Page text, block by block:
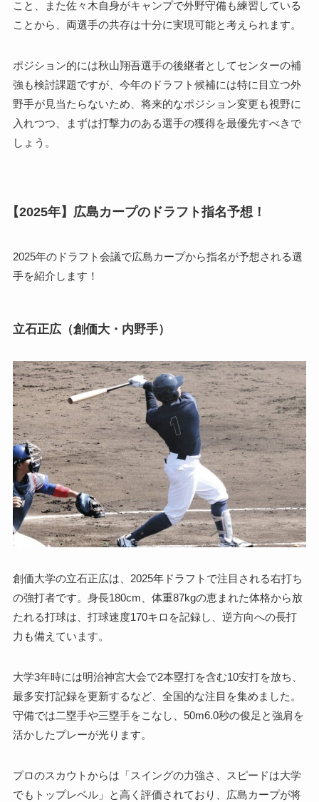
こと、また佐々木自身がキャンプで外野守備も練習している
ことから、両選手の共存は十分に実現可能と考えられます。
ポジション的には秋山翔吾選手の後継者としてセンターの補
強も検討課題ですが、今年のドラフト候補には特に目立つ外
野手が見当たらないため、将来的なポジション変更も視野に
入れつつ、まずは打撃力のある選手の獲得を最優先すべきで
しょう。
【2025年】広島カープのドラフト指名予想！
2025年のドラフト会議で広島カープから指名が予想される選
手を紹介します！
立石正広（創価大・内野手）
創価大学の立石正広は、2025年ドラフトで注目される右打ち
の強打者です。身長180cm、体重87kgの恵まれた体格から放
たれる打球は、打球速度170キロを記録し、逆方向への長打
力も備えています。
大学3年時には明治神宮大会で2本塁打を含む10安打を放ち、
最多安打記録を更新するなど、全国的な注目を集めました。
守備では二塁手や三塁手をこなし、50m6.0秒の俊足と強肩を
活かしたプレーが光ります。
プロのスカウトからは「スイングの力強さ、スピードは大学
でもトップレベル」と高く評価されており、広島カープが将